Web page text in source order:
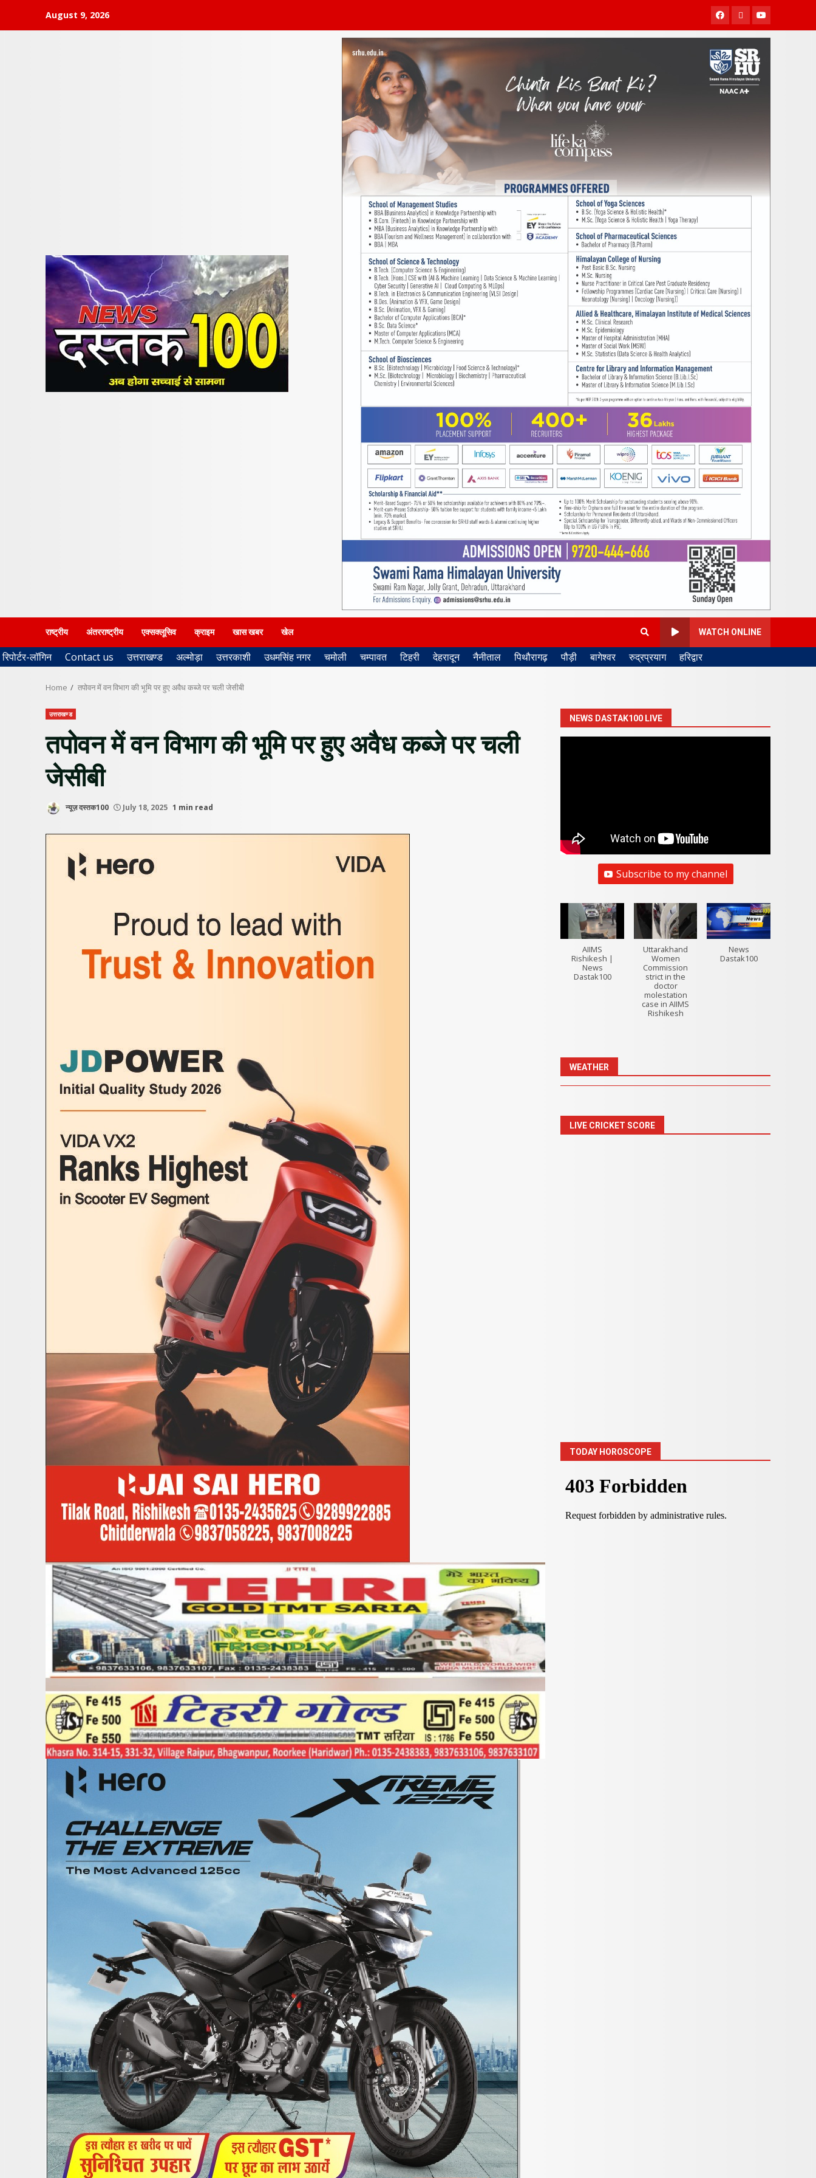
August 9, 2026 Facebook
TwitterYoutube
राष्ट्रीय अंतरराष्ट्रीय एक्सक्लूसिव क्राइम खास खबर खेल WATCH ONLINE
रिपोर्टर-लॉगिन Contact us उत्तराखण्ड अल्मोड़ा उत्तरकाशी उधमसिंह नगर चमोली चम्पावत टिहरी देहरादून नैनीताल पिथौरागढ़ पौड़ी बागेश्वर रुद्रप्रयाग हरिद्वार
Home तपोवन में वन विभाग की भूमि पर हुए अवैध कब्जे पर चली जेसीबी
उत्तराखण्ड
तपोवन में वन विभाग की भूमि पर हुए अवैध कब्जे पर चली
जेसीबी
न्यूज़ दस्तक100 July 18, 2025 1 min read
NEWS DASTAK100 LIVE
Subscribe to my channel
AIIMS
Rishikesh |
News
Dastak100
Uttarakhand
Women
Commission
strict in the
doctor
molestation
case in AIIMS
Rishikesh
News
Dastak100
WEATHER
LIVE CRICKET SCORE
TODAY HOROSCOPE